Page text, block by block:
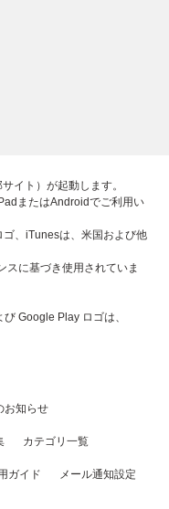
イト）が起動します。
またはAndroidでご利用い
、iTunesは、米国および他
スに基づき使用されていま
Google Play ロゴは、
お知らせ
カテゴリ一覧
ガイド メール通知設定